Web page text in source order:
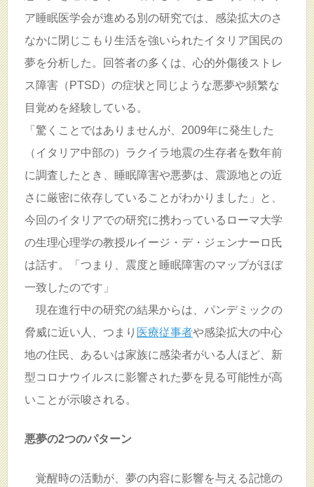
ア睡眠医学会が進める別の研究では、感染拡大のさ
なかに閉じこもり生活を強いられたイタリア国民の
夢を分析した。回答者の多くは、心的外傷後ストレ
ス障害（PTSD）の症状と同じような悪夢や頻繁な
目覚めを経験している。
「驚くことではありませんが、2009年に発生した
（イタリア中部の）ラクイラ地震の生存者を数年前
に調査したとき、睡眠障害や悪夢は、震源地との近
さに厳密に依存していることがわかりました」と、
今回のイタリアでの研究に携わっているローマ大学
の生理心理学の教授ルイージ・デ・ジェンナーロ氏
は話す。「つまり、震度と睡眠障害のマップがほぼ
一致したのです」
現在進行中の研究の結果からは、パンデミックの
脅威に近い人、つまり 医療従事者や感染拡大の中心
地の住民、あるいは家族に感染者がいる人ほど、新
型コロナウイルスに影響された夢を見る可能性が高
いことが示唆される。
悪夢の2つのパターン
覚醒時の活動が、夢の内容に影響を与える記憶の